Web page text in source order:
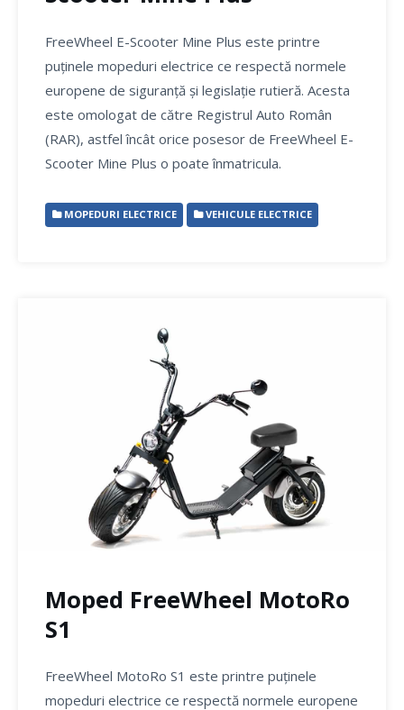
FreeWheel E-Scooter Mine Plus este printre
puținele mopeduri electrice ce respectă normele
europene de siguranță și legislație rutieră. Acesta
este omologat de către Registrul Auto Român
(RAR), astfel încât orice posesor de FreeWheel E-
Scooter Mine Plus o poate înmatricula.
MOPEDURI ELECTRICE VEHICULE ELECTRICE
Moped FreeWheel MotoRo
S1
FreeWheel MotoRo S1 este printre puținele
mopeduri electrice ce respectă normele europene